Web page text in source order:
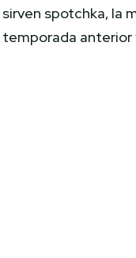
sirven spotchka, la
temporada anterior